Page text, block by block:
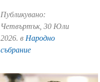
Публикувано:
Четвъртък, 30 Юли
2026. в Народно
събрание